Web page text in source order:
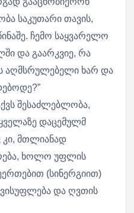
საკუთარი თავის,
ჩემო საყვარელო
და გაარკვიე, რა
აღმსრულებელი ხარ და
შესაძლებლობა,
დაცემულმ
კი, მთლიანად
ხოლო უფლის
(სინერგიით)
და ღვთის